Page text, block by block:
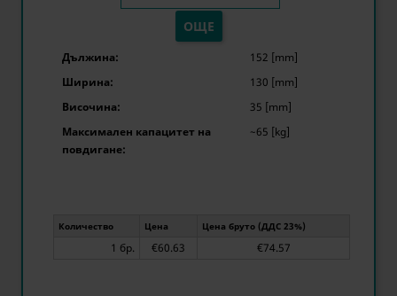
ОЩЕ
Дължина:
152 [mm]
Ширина:
130 [mm]
Височина:
35 [mm]
Максимален капацитет на
повдигане:
~65 [kg]
Количество Цена Цена бруто (ДДС 23%)
1 бр. €60.63 €74.57